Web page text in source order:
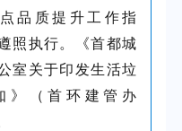
品质提升工作指
照执行。《首都城
室关于印发生活垃
》（首环建管办